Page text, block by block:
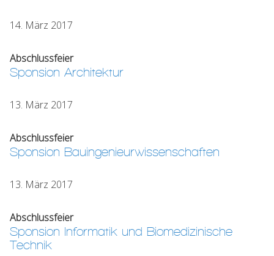
14. März 2017
Abschlussfeier
Sponsion Architektur
13. März 2017
Abschlussfeier
Sponsion Bauingenieurwissenschaften
13. März 2017
Abschlussfeier
Sponsion Informatik und Biomedizinische
Technik